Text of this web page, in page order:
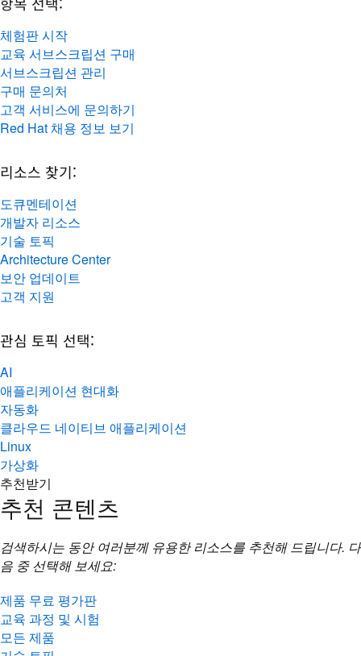
체험판 시작
교육 서브스크립션 구매
서브스크립션 관리
구매 문의처
고객 서비스에 문의하기
Red Hat 채용 정보 보기
리소스 찾기:
도큐멘테이션
개발자 리소스
기술 토픽
Architecture Center
보안 업데이트
고객 지원
관심 토픽 선택:
AI
애플리케이션 현대화
자동화
클라우드 네이티브 애플리케이션
Linux
가상화
추천받기
추천 콘텐츠
검색하시는 동안 여러분께 유용한 리소스를 추천해 드립니다. 다
음 중 선택해 보세요:
제품 무료 평가판
교육 과정 및 시험
모든 제품